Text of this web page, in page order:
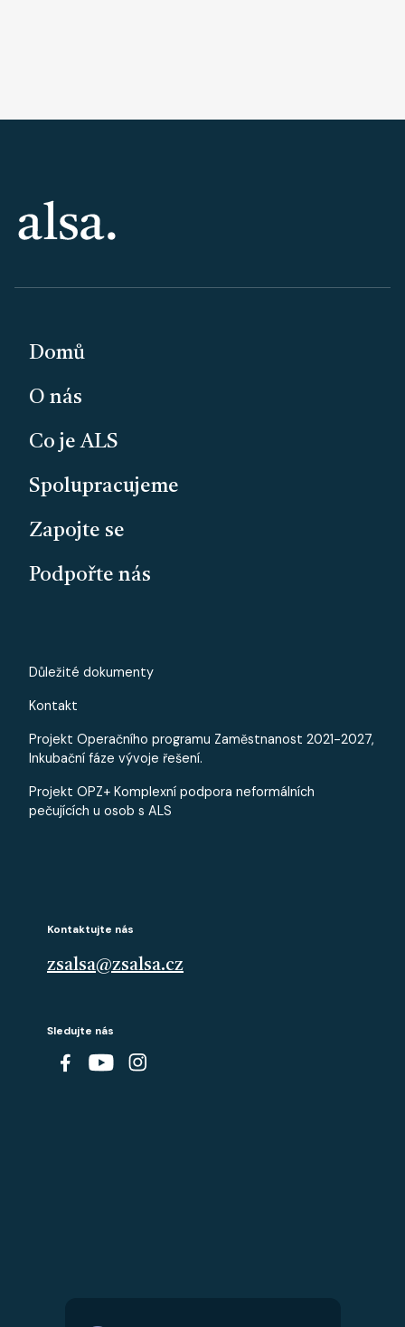
PATIČKA
Domů
O nás
Co je ALS
Spolupracujeme
Zapojte se
Podpořte nás
PATICKA - MALE
Důležité dokumenty
Kontakt
Projekt Operačního programu Zaměstnanost 2021-2027,
Inkubační fáze vývoje řešení.
Projekt OPZ+ Komplexní podpora neformálních
pečujících u osob s ALS
Kontaktujte nás
zsalsa@zsalsa.cz
Sledujte nás